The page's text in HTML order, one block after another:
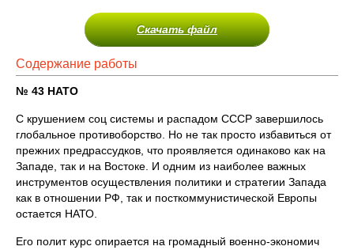
Скачать файл
Содержание работы
№ 43 НАТО
С крушением соц системы и распадом СССР завершилось
глобальное противоборство. Но не так просто избавиться от
прежних предрассудков, что проявляется одинаково как на
Западе, так и на Востоке. И одним из наиболее важных
инструментов осуществления политики и стратегии Запада
как в отношении РФ, так и посткоммунистической Европы
остается НАТО.
Его полит курс опирается на громадный военно-экономич